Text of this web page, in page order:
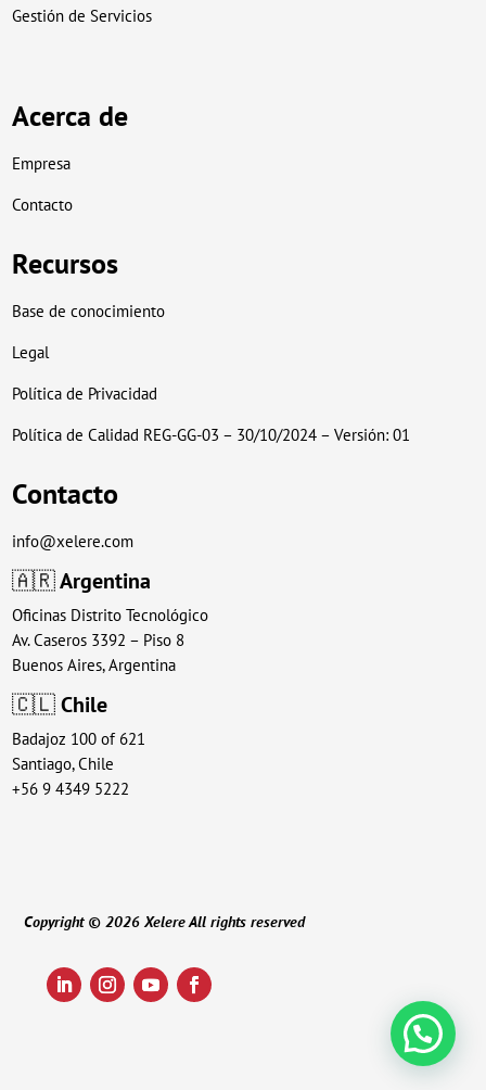
Gestión de Servicios
Acerca de
Empresa
Contacto
Recursos
Base de conocimiento
Legal
Política de Privacidad
Política de Calidad REG-GG-03 – 30/10/2024 – Versión: 01
Contacto
info@xelere.com
🇦🇷Argentina
Oficinas Distrito Tecnológico
Av. Caseros 3392 – Piso 8
Buenos Aires, Argentina
🇨🇱 Chile
Badajoz 100 of 621
Santiago, Chile
+56 9 4349 5222
Copyright © 2026 Xelere All rights reserved